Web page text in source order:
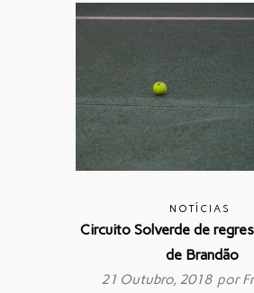
NOTÍCIAS
Circuito Solverde de
de Brandão
21 Outubro, 2018 por